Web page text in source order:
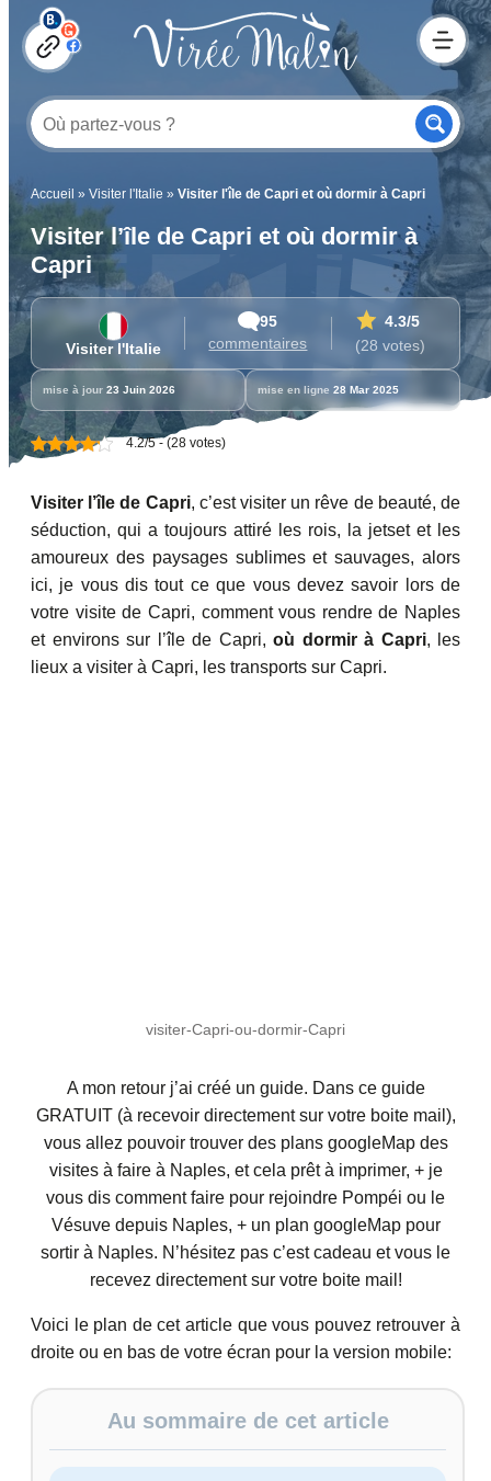
Accueil » Visiter l'Italie » Visiter l'île de Capri et où dormir à Capri
Visiter l’île de Capri et où dormir à
Capri
Visiter l'Italie
95
commentaires
4.3/5
(28 votes)
mise à jour 23 Juin 2026 mise en ligne 28 Mar 2025
4.2/5 - (28 votes)
Visiter l’île de Capri, c’est visiter un rêve de beauté, de
séduction, qui a toujours attiré les rois, la jetset et les
amoureux des paysages sublimes et sauvages, alors
ici, je vous dis tout ce que vous devez savoir lors de
votre visite de Capri, comment vous rendre de Naples
et environs sur l’île de Capri, où dormir à Capri, les
lieux a visiter à Capri, les transports sur Capri.
visiter-Capri-ou-dormir-Capri
A mon retour j’ai créé un guide. Dans ce guide
GRATUIT (à recevoir directement sur votre boite mail),
vous allez pouvoir trouver des plans googleMap des
visites à faire à Naples, et cela prêt à imprimer, + je
vous dis comment faire pour rejoindre Pompéi ou le
Vésuve depuis Naples, + un plan googleMap pour
sortir à Naples. N’hésitez pas c’est cadeau et vous le
recevez directement sur votre boite mail!
Voici le plan de cet article que vous pouvez retrouver à
droite ou en bas de votre écran pour la version mobile:
Au sommaire de cet article